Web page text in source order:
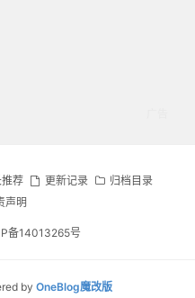
荐 更新记录
归档目录
声明
备14013265号
by OneBlog魔改版